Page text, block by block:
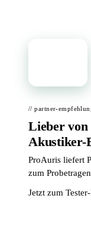
// partner-
Lieber von
Akustiker-
ProAuris liefert
zum
Jetzt zum